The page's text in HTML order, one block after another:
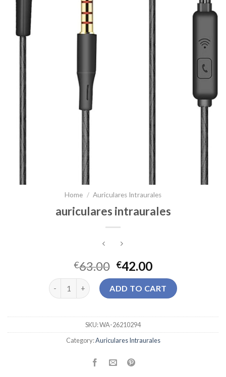
Home / Auriculares Intraurales
auriculares intraurales
€63.00 €42.00
auriculares intraurales quantity
ADD TO CART
SKU:WA-26210294
Category:Auriculares Intraurales